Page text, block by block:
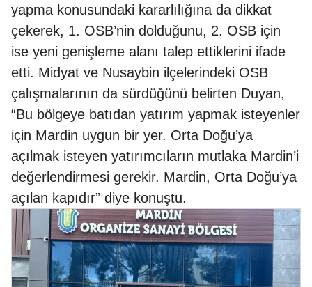
yapma konusundaki kararlılığına da dikkat
çekerek, 1. OSB’nin dolduğunu, 2. OSB için
ise yeni genişleme alanı talep ettiklerini ifade
etti. Midyat ve Nusaybin ilçelerindeki OSB
çalışmalarının da sürdüğünü belirten Duyan,
“Bu bölgeye batıdan yatırım yapmak isteyenler
için Mardin uygun bir yer. Orta Doğu’ya
açılmak isteyen yatırımcıların mutlaka Mardin’i
değerlendirmesi gerekir. Mardin, Orta Doğu’ya
açılan kapıdır” diye konuştu.